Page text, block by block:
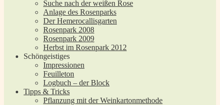
Suche nach der weißen Rose
Anlage des Rosenparks
Der Hemerocallisgarten
Rosenpark 2008
Rosenpark 2009
Herbst im Rosenpark 2012
Schöngeistiges
Impressionen
Feuilleton
Logbuch – der Block
Tipps & Tricks
Pflanzung mit der Weinkartonmethode